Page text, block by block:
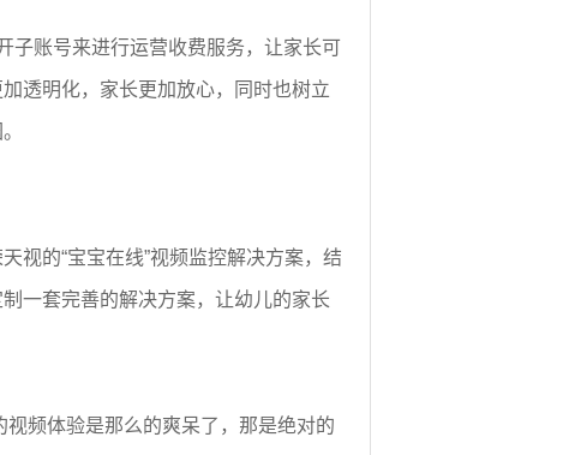
子账号来进行运营收费服务，让家长可
透明化，家长更加放心，同时也树立
视的“宝宝在线”视频监控解决方案，结
一套完善的解决方案，让幼儿的家长
频体验是那么的爽呆了，那是绝对的